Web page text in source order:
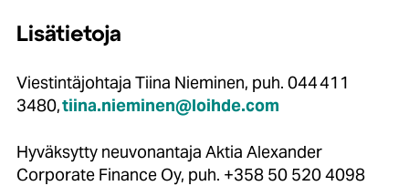
Lisätietoja
Viestintäjohtaja Tiina Nieminen, puh. 044 411
3480,tiina.nieminen@loihde.com
Hyväksytty neuvonantaja Aktia Alexander
Corporate Finance Oy, puh. +358 50 520 4098